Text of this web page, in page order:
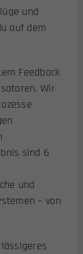
und
auf dem
Feedback
Wir
sind 6
und
– von